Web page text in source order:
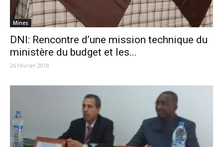
Mines
DNI: Rencontre d’une mission technique du
ministère du budget et les...
26 février 2018